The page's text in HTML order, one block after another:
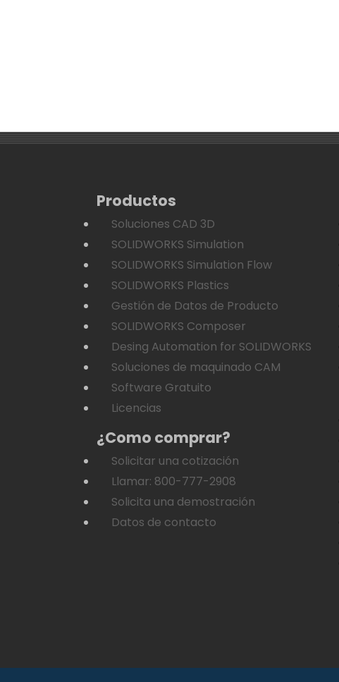
Productos
Soluciones CAD 3D
SOLIDWORKS Simulation
SOLIDWORKS Simulation Flow
SOLIDWORKS Plastics
Gestión de Datos de Producto
SOLIDWORKS Composer
Desing Automation for SOLIDWORKS
Soluciones de maquinado CAM
Software Gratuito
Licencias
¿Como comprar?
Solicitar una cotización
Llamar: 800-777-2908
Solicita una demostración
Datos de contacto